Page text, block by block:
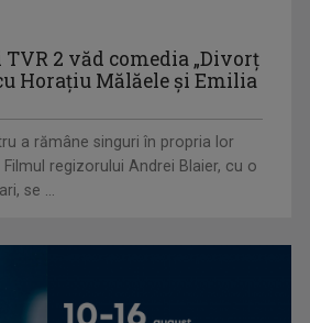
Norvegia, în sferturile de finală
2 văd comedia „Divorţ
Horaţiu Mălăele şi Emilia
a rămâne singuri în propria lor
regizorului Andrei Blaier, cu o
se ...